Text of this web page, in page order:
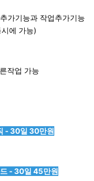
가기능과 작업추가기능
에 가능)
작업 가능
- 30일 30만원
- 30일 45만원